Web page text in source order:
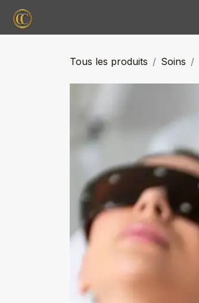
Se rendre au contenu
Tous les produits Soins